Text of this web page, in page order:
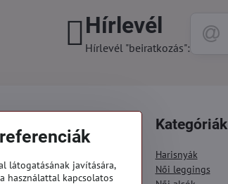
Hírlevél
Hírlevél "beiratkozás":
Kategóriák
Harisnyák
Női leggings
látogatásának javítására,
használattal kapcsolatos